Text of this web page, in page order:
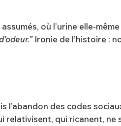
où l’urine elle-
Ironie de l’histoire :
l’abandon des codes
relativisent, qui ricanent, ne